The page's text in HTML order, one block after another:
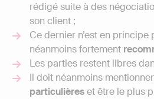
rédigé suite à des
son client ;
Ce dernier n’est en
néanmoins fortement
Les parties restent libres
Il doit néanmoins
particulièreset être le plus